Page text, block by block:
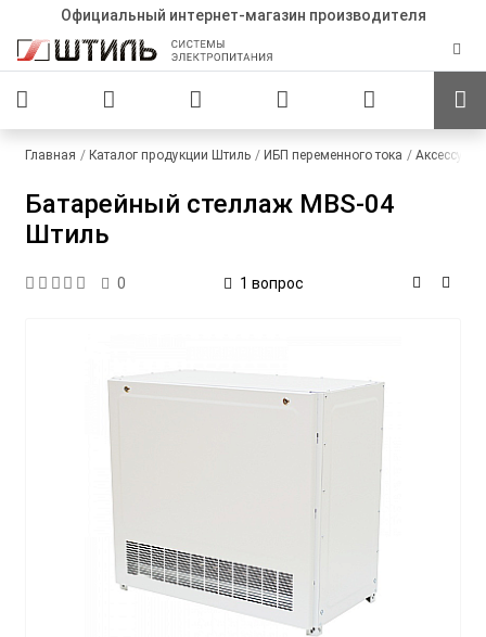
Официальный интернет-магазин производителя
Главная Каталог продукции Штиль ИБП переменного тока
Батарейный стеллаж MBS-04
Штиль
0 1 вопрос